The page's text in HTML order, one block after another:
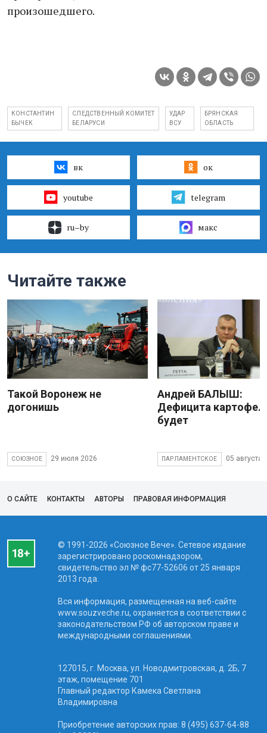
произошедшего.
КОНСТАНТИН
БЫЧЕК
СЛЕДСТВЕННЫЙ КОМИТЕТ
БЕЛАРУСИ
УДАР
ВСУ
БРЯНСКАЯ
ОБЛАСТЬ
вк ок
youtube telegram
ru–by макс
Читайте также
Такой Воронеж не
догонишь
СОЮЗНОЕ 29 июля 2026
Андрей БАЛЫШ:
Дефицита
будет
ПАРЛАМЕНТСКОЕ 05 августа
О САЙТЕ КОНТАКТЫ АВТОРЫ ПРАВОВАЯ ИНФОРМАЦИЯ
© 1991-2026 «Союзное Вече». Сетевое издание
зарегистрировано роскомнадзором,
свидетельство эл № фc77-52606 от 25 января
2013 года.
Вся информация, размещенная на веб-сайте
www.souzveche.ru, охраняется в соответствии с
законодательством РФ об авторском праве и
международными соглашениями.
127015, г. Москва, ул. Новодмитровская, д. 2Б, 7
этаж, помещение 701
Главный редактор Камека Светлана
Владимировна
Приобретение авторских прав: 8 (495) 637-64-88